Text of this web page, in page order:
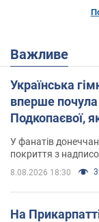
Важливе
Українська
вперше почула
Подкопаєвої,
Олімпіади
У фанатів
покриття з
8.08.2026 18:30
На